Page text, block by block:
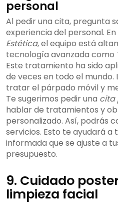
personal
Al pedir una cita, pregunta
experiencia del personal. En
Estética, el equipo está
tecnología avanzada como
Este tratamiento ha sido
de veces en todo el mundo.
tratar el párpado móvil y
Te sugerimos pedir una cita
hablar de tratamientos y
personalizado. Así, podrás
servicios. Esto te ayudará a
informada que se ajuste a
presupuesto.
9. Cuidado
limpieza facial